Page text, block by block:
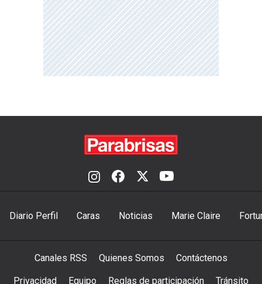
Diario Perfil Caras Noticias Marie Claire
Canales RSS Quienes Somos Contáctenos
Privacidad Equipo Reglas de participación Tránsito